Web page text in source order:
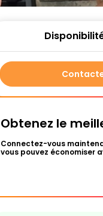
Obtenez le
Connectez-vous
vous pouvez économiser